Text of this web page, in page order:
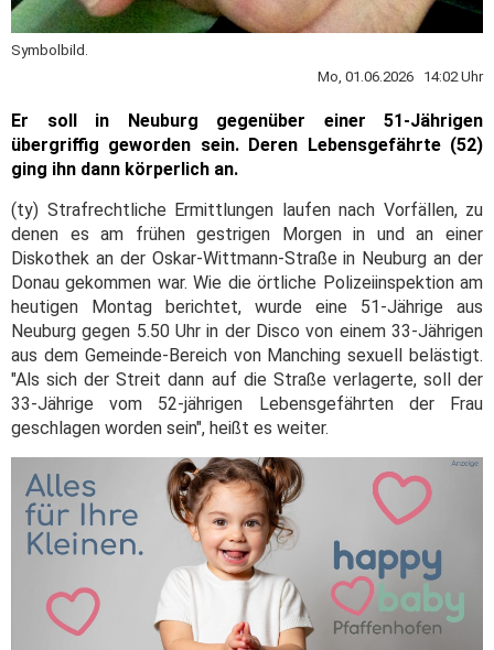
Symbolbild.
Mo, 01.06.2026 14:02 Uhr
Er soll in Neuburg gegenüber einer 51-Jährigen
übergriffig geworden sein. Deren Lebensgefährte (52)
ging ihn dann körperlich an.
(ty) Strafrechtliche Ermittlungen laufen nach Vorfällen, zu
denen es am frühen gestrigen Morgen in und an einer
Diskothek an der Oskar-Wittmann-Straße in Neuburg an der
Donau gekommen war. Wie die örtliche Polizeiinspektion am
heutigen Montag berichtet, wurde eine 51-Jährige aus
Neuburg gegen 5.50 Uhr in der Disco von einem 33-Jährigen
aus dem Gemeinde-Bereich von Manching sexuell belästigt.
"Als sich der Streit dann auf die Straße verlagerte, soll der
33-Jährige vom 52-jährigen Lebensgefährten der Frau
geschlagen worden sein", heißt es weiter.